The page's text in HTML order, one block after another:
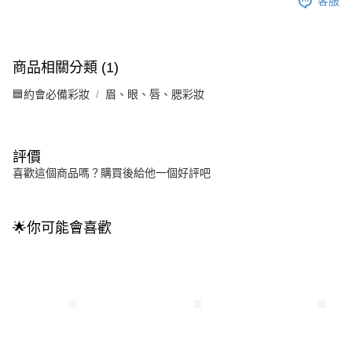
商品相關分類 (1)
🟦約會必備彩妝 眉、眼、唇、腮彩妝
評價
喜歡這個商品嗎？購買後給他一個好評吧
🌟你可能會喜歡